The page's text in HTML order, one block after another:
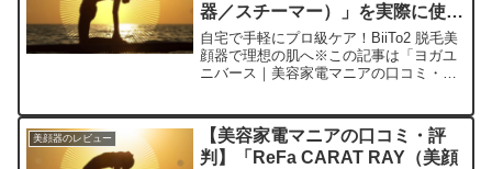
器／スチーマー）」を実際に使っ
てみた正直感想
自宅で手軽にプロ級ケア！BiiTo2 脱毛美
顔器で理想の肌へ※この記事は「ヨガユ
ニバース｜美容家電マニアの口コミ・評
いのが「BiiTo2 脱毛美顔器」です。この
1台2役...
美顔器のレビュー
【美容家電マニアの口コミ・評
判】「ReFa CARAT RAY（美顔